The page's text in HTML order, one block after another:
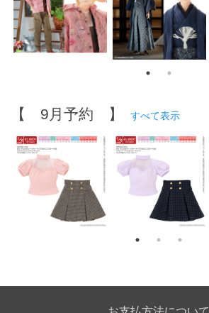
【 9月予約 】 すべて表示